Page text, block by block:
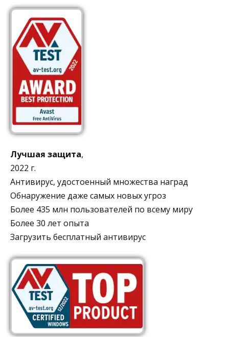
Лучшая защита,
2022 г.
Антивирус, удостоенный множества наград
Обнаружение даже самых новых угроз
Более 435 млн пользователей по всему миру
Более 30 лет опыта
Загрузить бесплатный антивирус